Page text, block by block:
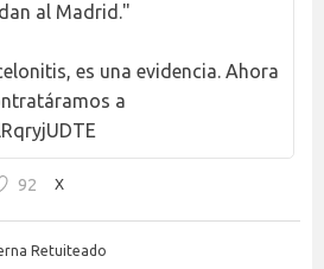
al Madrid."
es una evidencia. Ahora
a
92 X
Retuiteado